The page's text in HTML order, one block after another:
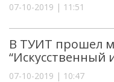
07-10-2019 | 11:51
В ТУИТ прошел
“Искусственный
07-10-2019 | 10:47